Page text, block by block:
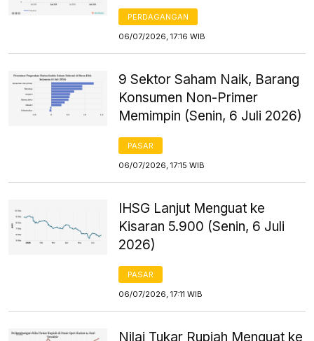
PERDAGANGAN
06/07/2026, 17:16 WIB
9 Sektor Saham Naik, Barang
Konsumen Non-Primer
Memimpin (Senin, 6 Juli 2026)
PASAR
06/07/2026, 17:15 WIB
IHSG Lanjut Menguat ke
Kisaran 5.900 (Senin, 6 Juli
2026)
PASAR
06/07/2026, 17:11 WIB
Nilai Tukar Rupiah Menguat ke